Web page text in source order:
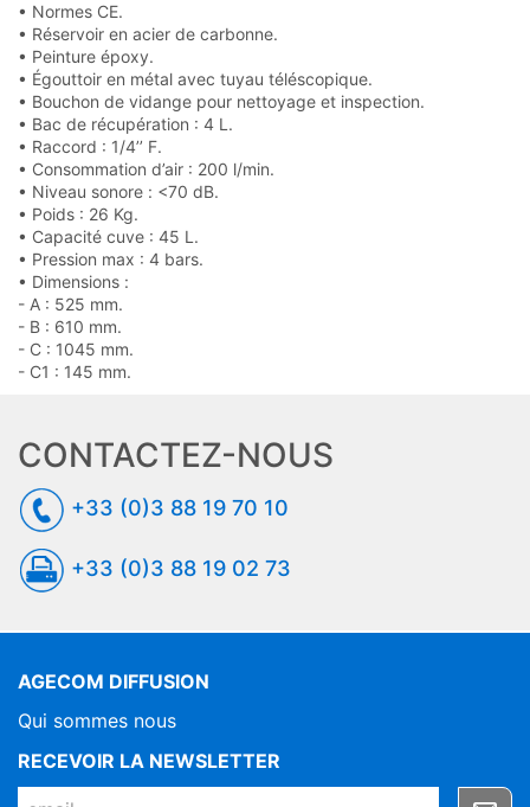
• Normes CE.
• Réservoir en acier de carbonne.
• Peinture époxy.
• Égouttoir en métal avec tuyau téléscopique.
• Bouchon de vidange pour nettoyage et inspection.
• Bac de récupération : 4 L.
• Raccord : 1/4’’ F.
• Consommation d’air : 200 l/min.
• Niveau sonore : <70 dB.
• Poids : 26 Kg.
• Capacité cuve : 45 L.
• Pression max : 4 bars.
• Dimensions :
- A : 525 mm.
- B : 610 mm.
- C : 1045 mm.
- C1 : 145 mm.
CONTACTEZ-NOUS
+33 (0)3 88 19 70 10
+33 (0)3 88 19 02 73
AGECOM DIFFUSION
Qui sommes nous
RECEVOIR LA NEWSLETTER
EMAIL